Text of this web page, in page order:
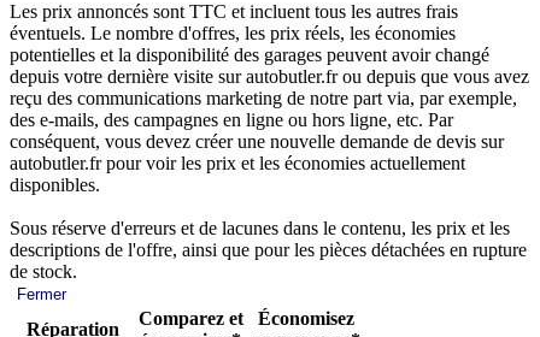
Les prix annoncés sont TTC et incluent tous les autres frais
éventuels. Le nombre d'offres, les prix réels, les économies
potentielles et la disponibilité des garages peuvent avoir changé
depuis votre dernière visite sur autobutler.fr ou depuis que vous avez
reçu des communications marketing de notre part via, par exemple,
des e-mails, des campagnes en ligne ou hors ligne, etc. Par
conséquent, vous devez créer une nouvelle demande de devis sur
autobutler.fr pour voir les prix et les économies actuellement
disponibles.
Sous réserve d'erreurs et de lacunes dans le contenu, les prix et les
descriptions de l'offre, ainsi que pour les pièces détachées en rupture
de stock.
Fermer
Réparation
Comparez et
Économisez